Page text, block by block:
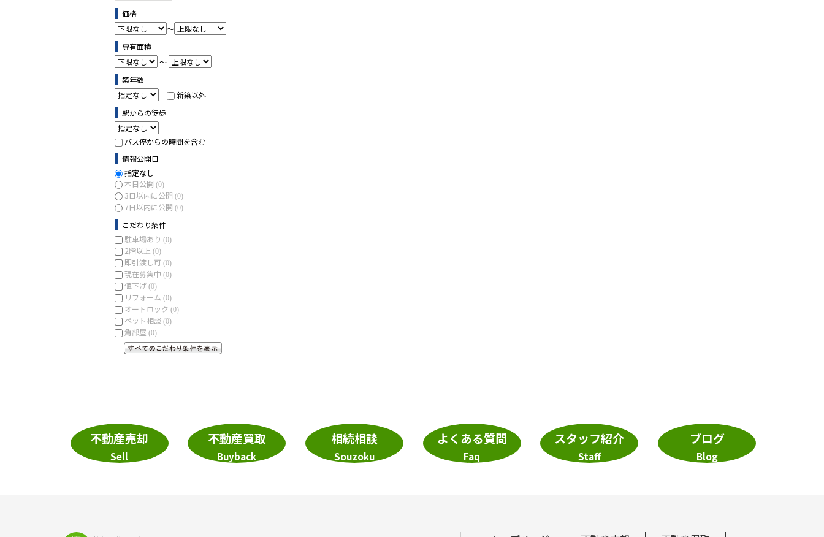
価格
～
専有面積
～
築年数
新築以外
駅からの徒歩
バス停からの時間を含む
情報公開日
指定なし
本日公開 (0)
3日以内に公開 (0)
7日以内に公開 (0)
こだわり条件
駐車場あり (0)
2階以上 (0)
即引渡し可 (0)
現在募集中 (0)
値下げ (0)
リフォーム (0)
オートロック (0)
ペット相談 (0)
角部屋 (0)
不動産売却
Sell
不動産買取
Buyback
相続相談
Souzoku
よくある質問
Faq
スタッフ紹介
Staff
ブログ
Blog